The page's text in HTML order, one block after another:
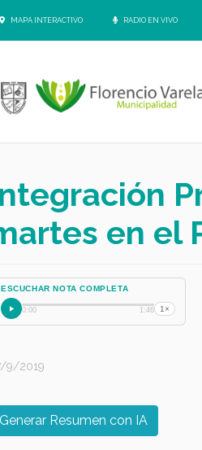
MAPA INTERACTIVO RADIO EN VIVO
en el
ESCUCHAR NOTA COMPLETA
0:00 1:46 1×
9/2019
Generar Resumen con IA